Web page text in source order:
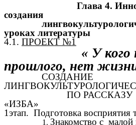
Глава 4.
создания
уроках литературы
4.1. ПРОЕКТ №1
« У кого
прошлого, нет
СОЗДАНИЕ
ПО РАССКАЗУ В.Г.
«ИЗБА»
1этап. Подготовка восприятия
Знакомство с